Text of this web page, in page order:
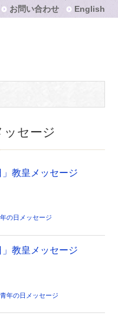
お問い合わせ English
ッセージ
教皇メッセージ
の日メッセージ
教皇メッセージ
年の日メッセージ